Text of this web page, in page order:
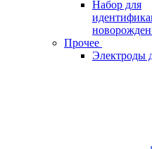
Набор для
Прочее
Электроды